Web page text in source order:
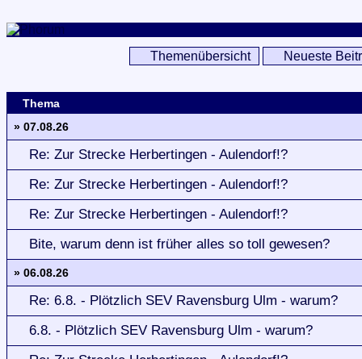
Themenübersicht Neueste
Thema
» 07.08.26
Re: Zur Strecke Herbertingen - Aulendorf!?
Re: Zur Strecke Herbertingen - Aulendorf!?
Re: Zur Strecke Herbertingen - Aulendorf!?
Bite, warum denn ist früher alles so toll gewesen?
» 06.08.26
Re: 6.8. - Plötzlich SEV Ravensburg Ulm - warum?
6.8. - Plötzlich SEV Ravensburg Ulm - warum?